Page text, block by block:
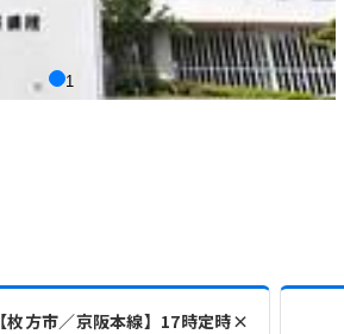
1
【枚方市／京阪本線】17時定時×